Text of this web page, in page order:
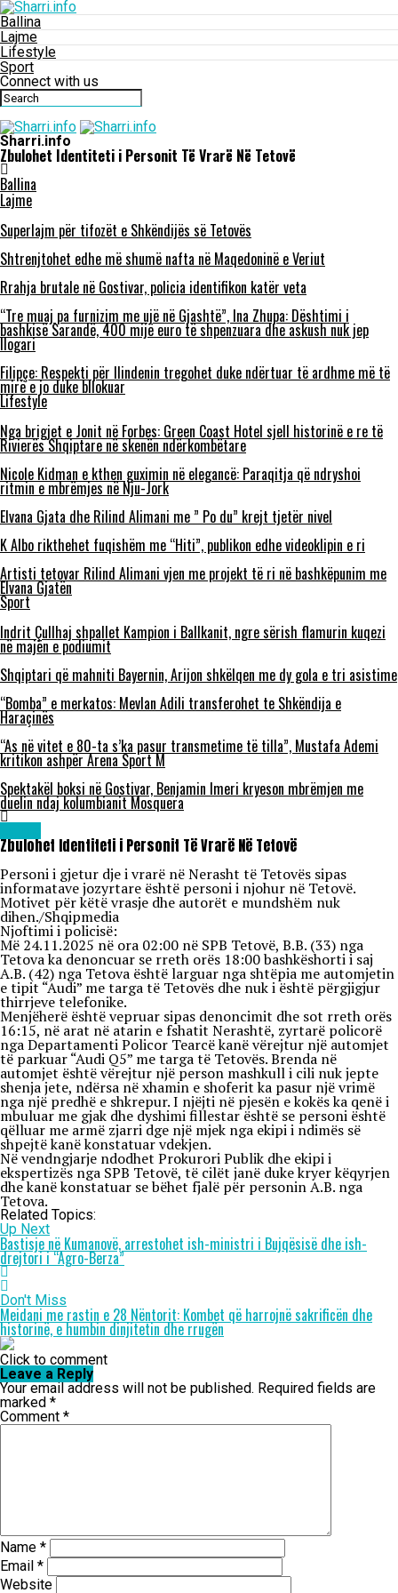
Ballina
Lajme
Lifestyle
Sport
Connect with us
Sharri.info
Zbulohet Identiteti i Personit Të Vrarë Në Tetovë
Ballina
Lajme
Superlajm për tifozët e Shkëndijës së Tetovës
Shtrenjtohet edhe më shumë nafta në Maqedoninë e Veriut
Rrahja brutale në Gostivar, policia identifikon katër veta
“Tre muaj pa furnizim me ujë në Gjashtë”, Ina Zhupa: Dështimi i
bashkisë Sarandë, 400 mijë euro të shpenzuara dhe askush nuk jep
llogari
Filipçe: Respekti për Ilindenin tregohet duke ndërtuar të ardhme më të
mirë e jo duke bllokuar
Lifestyle
Nga brigjet e Jonit në Forbes: Green Coast Hotel sjell historinë e re të
Rivierës Shqiptare në skenën ndërkombëtare
Nicole Kidman e kthen guximin në elegancë: Paraqitja që ndryshoi
ritmin e mbrëmjes në Nju-Jork
Elvana Gjata dhe Rilind Alimani me ” Po du” krejt tjetër nivel
K Albo rikthehet fuqishëm me “Hiti”, publikon edhe videoklipin e ri
Artisti tetovar Rilind Alimani vjen me projekt të ri në bashkëpunim me
Elvana Gjatën
Sport
Indrit Çullhaj shpallet Kampion i Ballkanit, ngre sërish flamurin kuqezi
në majën e podiumit
Shqiptari që mahniti Bayernin, Arijon shkëlqen me dy gola e tri asistime
“Bomba” e merkatos: Mevlan Adili transferohet te Shkëndija e
Haraçinës
“As në vitet e 80-ta s’ka pasur transmetime të tilla”, Mustafa Ademi
kritikon ashpër Arena Sport M
Spektakël boksi në Gostivar, Benjamin Imeri kryeson mbrëmjen me
duelin ndaj kolumbianit Mosquera
Zbulohet Identiteti i Personit Të Vrarë Në Tetovë
Personi i gjetur dje i vrarë në Nerasht të Tetovës sipas
informatave jozyrtare është personi i njohur në Tetovë.
Motivet për këtë vrasje dhe autorët e mundshëm nuk
dihen./Shqipmedia
Njoftimi i policisë:
Më 24.11.2025 në ora 02:00 në SPB Tetovë, B.B. (33) nga
Tetova ka denoncuar se rreth orës 18:00 bashkëshorti i saj
A.B. (42) nga Tetova është larguar nga shtëpia me automjetin
e tipit “Audi” me targa të Tetovës dhe nuk i është përgjigjur
thirrjeve telefonike.
Menjëherë është vepruar sipas denoncimit dhe sot rreth orës
16:15, në arat në atarin e fshatit Nerashtë, zyrtarë policorë
nga Departamenti Policor Tearcë kanë vërejtur një automjet
të parkuar “Audi Q5” me targa të Tetovës. Brenda në
automjet është vërejtur një person mashkull i cili nuk jepte
shenja jete, ndërsa në xhamin e shoferit ka pasur një vrimë
nga një predhë e shkrepur. I njëjti në pjesën e kokës ka qenë i
mbuluar me gjak dhe dyshimi fillestar është se personi është
qëlluar me armë zjarri dge një mjek nga ekipi i ndimës së
shpejtë kanë konstatuar vdekjen.
Në vendngjarje ndodhet Prokurori Publik dhe ekipi i
ekspertizës nga SPB Tetovë, të cilët janë duke kryer këqyrjen
dhe kanë konstatuar se bëhet fjalë për personin A.B. nga
Tetova.
Related Topics:
Up Next
Bastisje në Kumanovë, arrestohet ish-ministri i Bujqësisë dhe ish-
drejtori i “Agro-Berza”
Don't Miss
Meidani me rastin e 28 Nëntorit: Kombet që harrojnë sakrificën dhe
historinë, e humbin dinjitetin dhe rrugën
Click to comment
Leave a Reply
Your email address will not be published. Required fields are
marked *
Comment *
Name *
Email *
Website